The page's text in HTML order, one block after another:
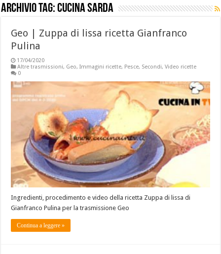
Archivio tag:cucina sarda
Geo | Zuppa di lissa ricetta Gianfranco
Pulina
17/04/2020
Altre trasmissioni, Geo,Immagini ricette, Pesce, Secondi,Video ricette
0
Ingredienti, procedimento e video della ricetta Zuppa di lissa di
Gianfranco Pulina per la trasmissione Geo
Continua a leggere »